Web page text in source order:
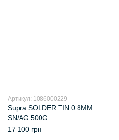
Артикул: 1086000229
Supra SOLDER TIN 0.8MM
SN/AG 500G
17 100 грн